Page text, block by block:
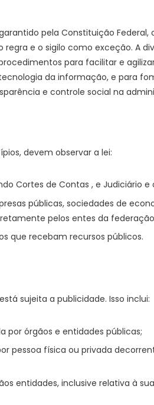
pela Constituição Federal,
e o sigilo como exceção. A
para facilitar e
da informação, e para
e controle social na
devem observar a lei:
Cortes de Contas , e Judiciário e
públicas, sociedades de
pelos entes da
que recebam recursos públicos.
sujeita a publicidade. Isso inclui:
por órgãos e entidades públicas;
pessoa física ou privada
entidades, inclusive relativa à